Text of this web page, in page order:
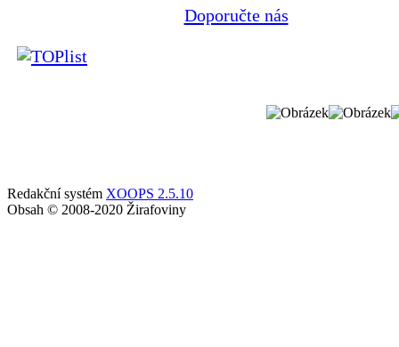
Doporučte nás
Redakční systém XOOPS 2.5.10
Obsah © 2008-2020 Žirafoviny